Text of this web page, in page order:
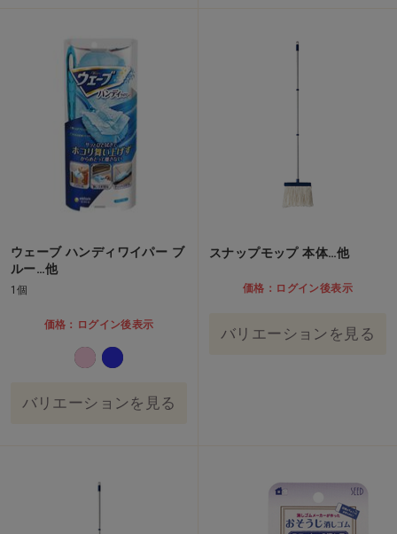
ウェーブ ハンディワイパー ブ
ルー…他
1個
価格：ログイン後表示
バリエーションを見る
スナップモップ 本体…他
価格：ログイン後表示
バリエーションを見る